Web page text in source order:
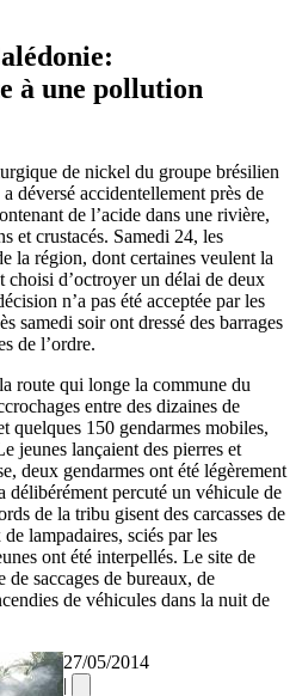
à une pollution
de nickel du groupe brésilien
déversé accidentellement près de
de l’acide dans une rivière,
et crustacés. Samedi 24, les
la région, dont certaines veulent la
d’octroyer un délai de deux
n’a pas été acceptée par les
samedi soir ont dressé des barrages
de l’ordre.
route qui longe la commune du
entre des dizaines de
quelques 150 gendarmes mobiles,
jeunes lançaient des pierres et
deux gendarmes ont été légèrement
délibérément percuté un véhicule de
de la tribu gisent des carcasses de
lampadaires, sciés par les
ont été interpellés. Le site de
de saccages de bureaux, de
de véhicules dans la nuit de
27/05/2014
|